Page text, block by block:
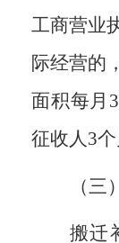
工商营业
际经营的
面积每月
征收人3
（
搬迁